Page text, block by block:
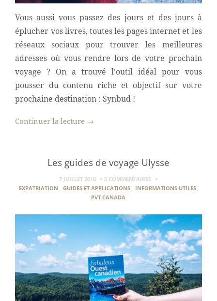
Vous aussi vous passez des jours et des jours à
éplucher vos livres, toutes les pages internet et les
réseaux sociaux pour trouver les meilleures
adresses où vous rendre lors de votre prochain
voyage ? On a trouvé l’outil idéal pour vous
pousser du contenu riche et objectif sur votre
prochaine destination : Synbud !
Continuer la lecture →
Les guides de voyage Ulysse
7 JUILLET 2016
5 COMMENTAIRES
EXPATRIATION , GUIDES ET APPLICATIONS , INFORMATIONS UTILES ,
PVT CANADA